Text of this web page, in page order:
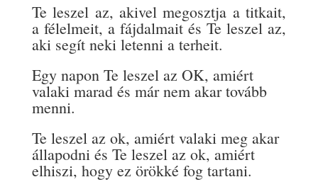
Te leszel az, akivel megosztja a titkait,
a félelmeit, a fájdalmait és Te leszel az,
aki segít neki letenni a terheit.
Egy napon Te leszel az OK, amiért
valaki marad és már nem akar tovább
menni.
Te leszel az ok, amiért valaki meg akar
állapodni és Te leszel az ok, amiért
elhiszi, hogy ez örökké fog tartani.